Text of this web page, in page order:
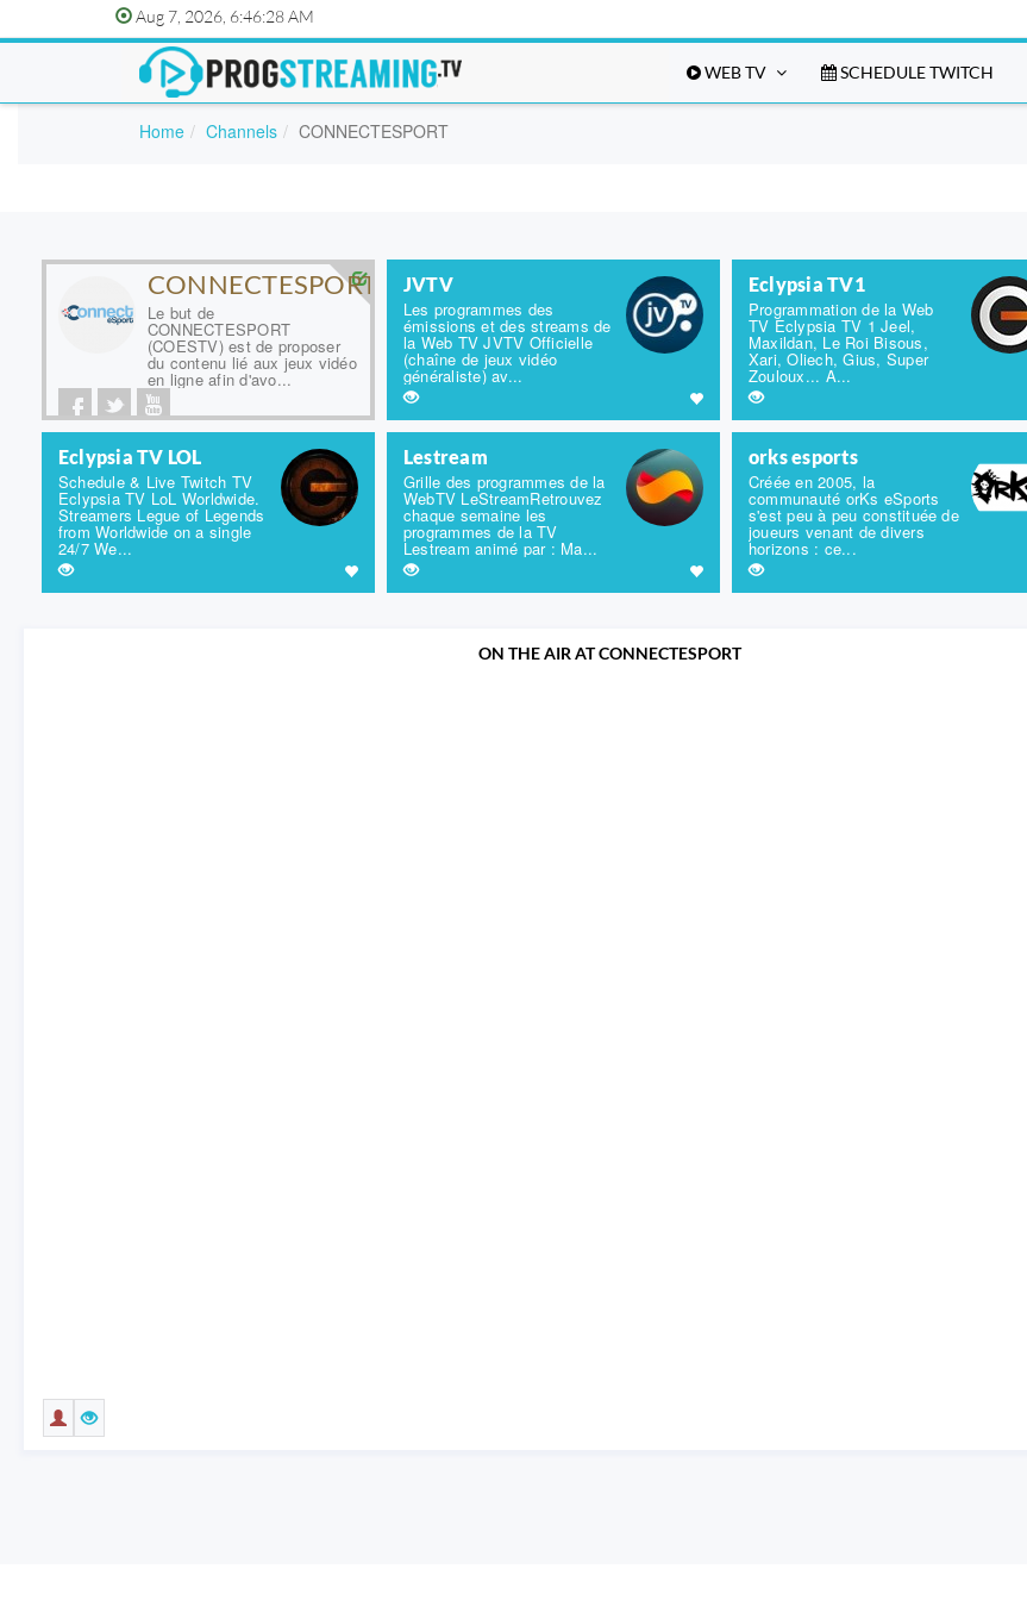
Aug 7, 2026, 6:46:28 AM
WEB TV SCHEDULE TWITCH
Home Channels CONNECTESPORT
CONNECTESPORT
Le but de
CONNECTESPORT
(COESTV) est de proposer
du contenu lié aux jeux vidéo
en ligne afin d'avo...
JVTV
Les programmes des
émissions et des streams de
la Web TV JVTV Officielle
(chaîne de jeux vidéo
généraliste) av...
Eclypsia TV1
Programmation de la Web
TV Eclypsia TV 1 Jeel,
Maxildan, Le Roi Bisous,
Xari, Oliech, Gius, Super
Zouloux... A...
Eclypsia TV LOL
Schedule & Live Twitch TV
Eclypsia TV LoL Worldwide.
Streamers Legue of Legends
from Worldwide on a single
24/7 We...
Lestream
Grille des programmes de la
WebTV LeStreamRetrouvez
chaque semaine les
programmes de la TV
Lestream animé par : Ma...
orks esports
Créée en 2005, la
communauté orKs eSports
s'est peu à peu constituée de
joueurs venant de divers
horizons : ce...
ON THE AIR AT CONNECTESPORT